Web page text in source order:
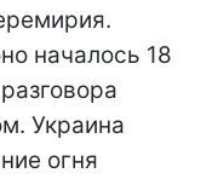
началось 18
Украина
огня